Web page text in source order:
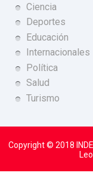
Ciencia
Deportes
Educación
Internacionales
Política
Salud
Turismo
Copyright © 2018